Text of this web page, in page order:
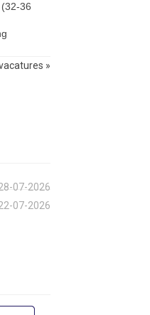
36
»
07-2026
07-2026